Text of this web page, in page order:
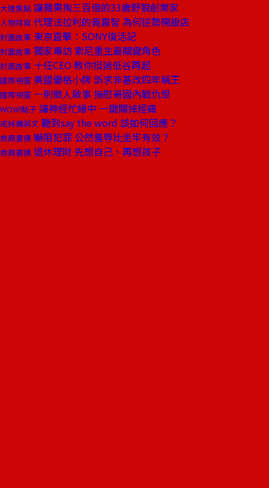
大陸焦點 讓蘋果掏三百億的33歲野狼創業家
人物特寫 代理法拉利的黃震智 為何逆勢開飯店
封面故事 東京直擊：SONY復活記
封面故事 獨家專訪 索尼重生最關鍵角色
封面故事 十任CEO 教你挺過低谷再起
國際視窗 美國優格小牌 訴求非基改四年稱王
國際視窗 一則徵人啟事 撫慰哥國內戰仇恨
WOW!點子 讓神經忙線中 一鍵關掉經痛
戒掉爛英文 聽到say the word 該如何回應？
商周書摘 嚇阻犯罪 公然羞辱比坐牢有效？
商周書摘 退休理財 先想自己、再想孩子